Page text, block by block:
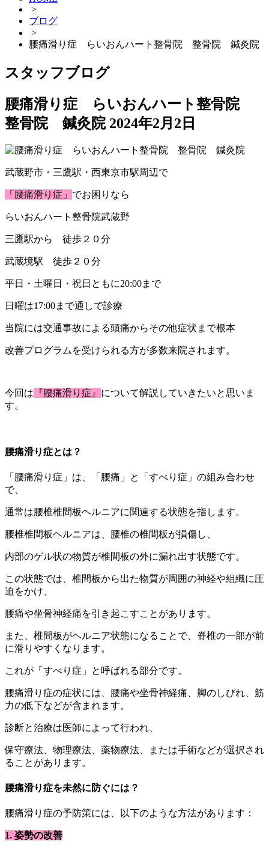
>
ブログ
>
腰痛滑り症 らいおんハート整骨院 整骨院 鍼灸院
スタッフブログ
腰痛滑り症 らいおんハート整骨院
整骨院 鍼灸院 2024年2月2日
武蔵野市・三鷹駅・西東京市駅周辺で
「腰痛滑り症」 でお困りなら
らいおんハート整骨院武蔵野
三鷹駅から 徒歩２０分
武蔵境駅 徒歩２０分
平日・土曜日・祝日ともに20:00まで
日曜は17:00まで通しで診療
当院には交通事故による頭痛からその他症状まで根本
改善プログラムを受けられる方が多数来院されます。
今回は 『腰痛滑り症』 について解説していきたいと思いま
す。
腰痛滑り症とは？
「腰痛滑り症」は、「腰痛」と「すべり症」の組み合わせ
で、
通常は腰椎椎間板ヘルニアに関連する状態を指します。
腰椎椎間板ヘルニアは、腰椎の椎間板が損傷し、
内部のゲル状の物質が椎間板の外に漏れ出す状態です。
この状態では、椎間板から出た物質が周囲の神経や組織に圧
迫をかけ、
腰痛や坐骨神経痛を引き起こすことがあります。
また、椎間板がヘルニア状態になることで、脊椎の一部が前
に滑りやすくなります。
これが「すべり症」と呼ばれる部分です。
腰痛滑り症の症状には、腰痛や坐骨神経痛、脚のしびれ、筋
力の低下などが含まれます。
診断と治療は医師によって行われ、
保守療法、物理療法、薬物療法、または手術などが選択され
ることがあります。
腰痛滑り症を未然に防ぐには？
腰痛滑り症の予防策には、以下のような方法があります：
1. 姿勢の改善